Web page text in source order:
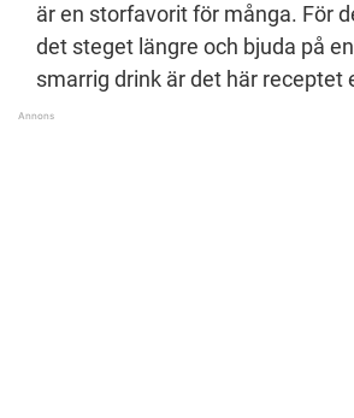
är en storfavorit för många. För
det steget längre och bjuda på
smarrig drink är det här receptet